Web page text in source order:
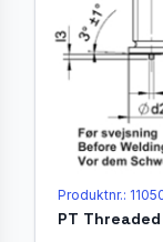
Produktnr.: